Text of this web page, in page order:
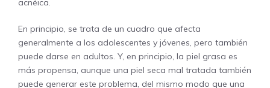
acnéica.
En principio, se trata de un cuadro que afecta
generalmente a los adolescentes y jóvenes, pero también
puede darse en adultos. Y, en principio, la piel grasa es
más propensa, aunque una piel seca mal tratada también
puede generar este problema, del mismo modo que una